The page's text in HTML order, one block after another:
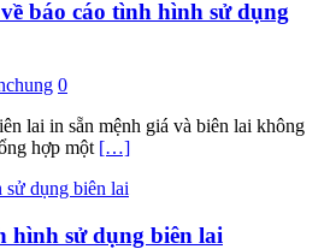
báo cáo tình hình sử dụng
0
lai in sẵn mệnh giá và biên lai không
hợp một […]
hình sử dụng biên lai